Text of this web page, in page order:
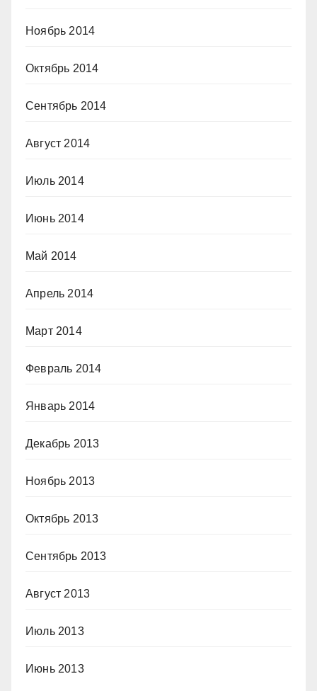
Ноябрь 2014
Октябрь 2014
Сентябрь 2014
Август 2014
Июль 2014
Июнь 2014
Май 2014
Апрель 2014
Март 2014
Февраль 2014
Январь 2014
Декабрь 2013
Ноябрь 2013
Октябрь 2013
Сентябрь 2013
Август 2013
Июль 2013
Июнь 2013